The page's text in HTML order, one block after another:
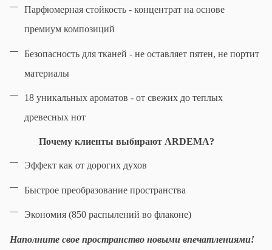
Парфюмерная стойкость - концентрат на основе
премиум композиций
Безопасность для тканей - не оставляет пятен, не портит
материалы
18 уникальных ароматов - от свежих до теплых
древесных нот
Почему клиенты выбирают ARDEMA?
Эффект как от дорогих духов
Быстрое преобразование пространства
Экономия (850 распылений во флаконе)
Наполните свое пространство новыми впечатлениями!